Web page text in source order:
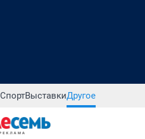
СпортВыставкиДругое